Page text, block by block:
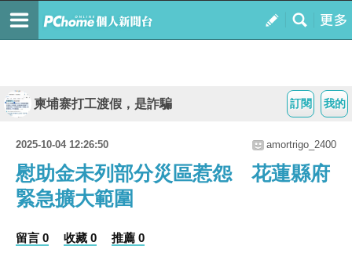
我的
訂閱
柬埔寨打工渡假，是詐騙
2025-10-04 12:26:50 amortrigo_2400
慰助金未列部分災區惹怨 花蓮縣府
緊急擴大範圍
留言 0 收藏 0 推薦 0